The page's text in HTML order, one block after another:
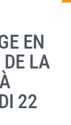
EN
LA
22